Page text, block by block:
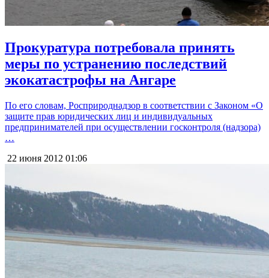
Прокуратура потребовала принять
меры по устранению последствий
экокатастрофы на Ангаре
По его словам, Росприроднадзор в соответствии с Законом «О
защите прав юридических лиц и индивидуальных
предпринимателей при осуществлении госконтроля (надзора)
…
22 июня 2012 01:06